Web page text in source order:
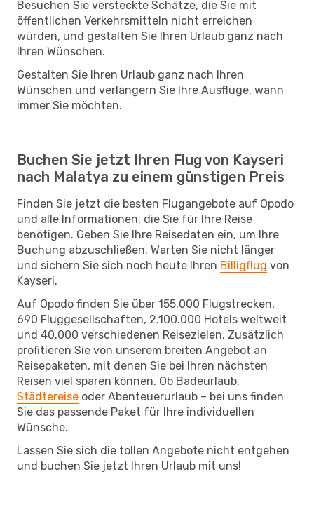
Besuchen Sie versteckte Schätze, die Sie mit
öffentlichen Verkehrsmitteln nicht erreichen
würden, und gestalten Sie Ihren Urlaub ganz nach
Ihren Wünschen.
Gestalten Sie Ihren Urlaub ganz nach Ihren
Wünschen und verlängern Sie Ihre Ausflüge, wann
immer Sie möchten.
Buchen Sie jetzt Ihren Flug von Kayseri
nach Malatya zu einem günstigen Preis
Finden Sie jetzt die besten Flugangebote auf Opodo
und alle Informationen, die Sie für Ihre Reise
benötigen. Geben Sie Ihre Reisedaten ein, um Ihre
Buchung abzuschließen. Warten Sie nicht länger
und sichern Sie sich noch heute Ihren Billigflug von
Kayseri.
Auf Opodo finden Sie über 155.000 Flugstrecken,
690 Fluggesellschaften, 2.100.000 Hotels weltweit
und 40.000 verschiedenen Reisezielen. Zusätzlich
profitieren Sie von unserem breiten Angebot an
Reisepaketen, mit denen Sie bei Ihren nächsten
Reisen viel sparen können. Ob Badeurlaub,
Städtereise oder Abenteuerurlaub – bei uns finden
Sie das passende Paket für Ihre individuellen
Wünsche.
Lassen Sie sich die tollen Angebote nicht entgehen
und buchen Sie jetzt Ihren Urlaub mit uns!